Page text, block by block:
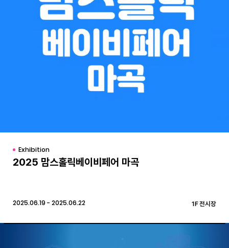
Exhibition
2025 맘스홀릭베이비페어 마곡
2025.06.19 - 2025.06.22 1F 전시장